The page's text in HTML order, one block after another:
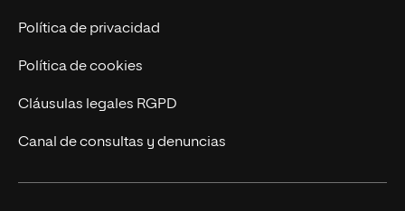
Contáctanos
Política de privacidad
Política de cookies
Cláusulas legales RGPD
Canal de consultas y denuncias